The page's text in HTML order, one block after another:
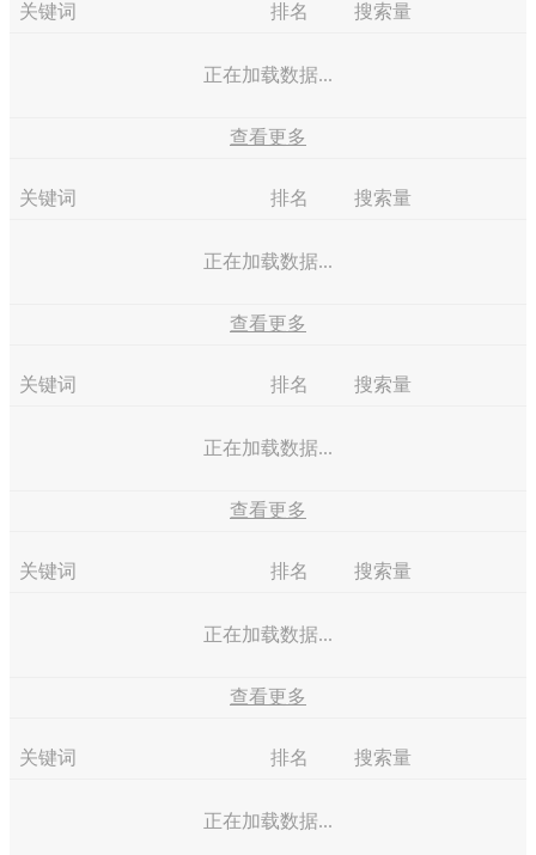
关键词 排名 搜索量
正在加载数据...
查看更多
关键词 排名 搜索量
正在加载数据...
查看更多
关键词 排名 搜索量
正在加载数据...
查看更多
关键词 排名 搜索量
正在加载数据...
查看更多
关键词 排名 搜索量
正在加载数据...